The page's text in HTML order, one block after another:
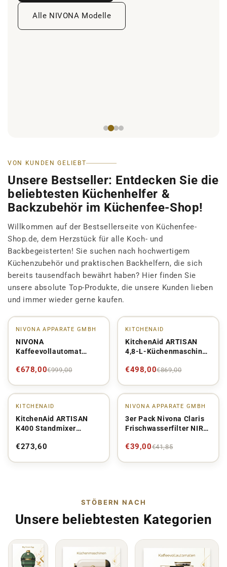
Alle NIVONA Modelle
VON KUNDEN GELIEBT
Unsere Bestseller: Entdecken Sie die
beliebtesten Küchenhelfer &
Backzubehör im Küchenfee-Shop!
Willkommen auf der Bestsellerseite von Küchenfee-
Shop.de, dem Herzstück für alle Koch- und
Backbegeisterten! Sie suchen nach hochwertigem
Küchenzubehör und praktischen Backhelfern, die sich
bereits tausendfach bewährt haben? Hier finden Sie
unsere absolute Top-Produkte, die unsere Kunden lieben
und immer wieder gerne kaufen.
SALE
NIVONA APPARATE GMBH
NIVONA
Kaffeevollautomat
820 Mattschwarz /
€678,00€999,00
SALE
KITCHENAID
KitchenAid ARTISAN
4,8-L-Küchenmaschine
€498,00€869,00
KITCHENAID
KitchenAid ARTISAN
K400 Standmixer
€273,60
SALE
NIVONA APPARATE GMBH
3er Pack Nivona Claris
Frischwasserfilter NIRF
€39,00€41,85
STÖBERN NACH
Unsere beliebtesten Kategorien